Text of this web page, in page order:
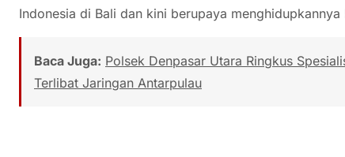
Indonesia di Bali dan kini berupaya menghidupkannya
Baca Juga: Polsek Denpasar Utara Ringkus
Terlibat Jaringan Antarpulau